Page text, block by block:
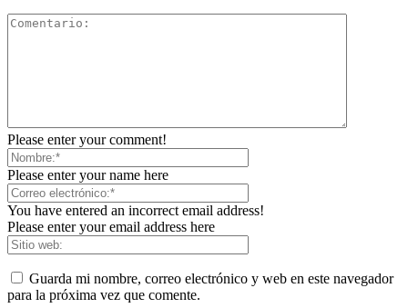
Please enter your comment!
Please enter your name here
You have entered an incorrect email address!
Please enter your email address here
Guarda mi nombre, correo electrónico y web en este navegador
para la próxima vez que comente.